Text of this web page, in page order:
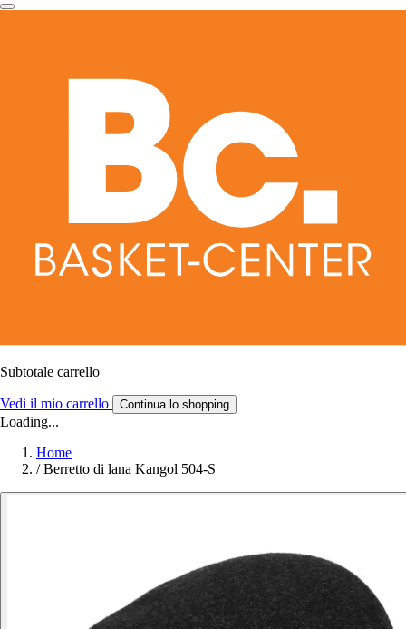
Subtotale carrello
Vedi il mio carrello Continua lo shopping
Loading...
Home
/ Berretto di lana Kangol 504-S